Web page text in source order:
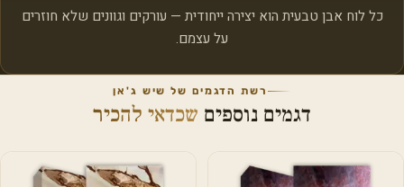
כל לוח אבן טבעית הוא יצירה ייחודית — עורקים וגוונים שלא חוזרים
על עצמם.
רשת הדגמים של שיש ג'אן
דגמים נוספים שכדאי להכיר